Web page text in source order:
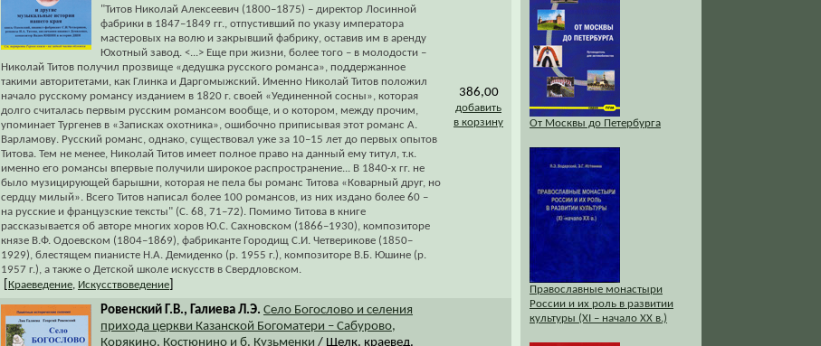
"Титов Николай Алексеевич (1800–1875) – директор Лосинной
фабрики в 1847–1849 гг., отпустивший по указу императора
мастеровых на волю и закрывший фабрику, оставив им в аренду
Юхотный завод. <...> Еще при жизни, более того – в молодости –
Николай Титов получил прозвище «дедушка русского романса», поддержанное
такими авторитетами, как Глинка и Даргомыжский. Именно Николай Титов положил
начало русскому романсу изданием в 1820 г. своей «Уединенной сосны», которая
долго считалась первым русским романсом вообще, и о котором, между прочим,
упоминает Тургенев в «Записках охотника», ошибочно приписывая этот романс А.
Варламову. Русский романс, однако, существовал уже за 10–15 лет до первых опытов
Титова. Тем не менее, Николай Титов имеет полное право на данный ему титул, т.к.
именно его романсы впервые получили широкое распространение... В 1840-х гг. не
было музицирующей барышни, которая не пела бы романс Титова «Коварный друг, но
сердцу милый». Всего Титов написал более 100 романсов, из них издано более 60 –
на русские и французские тексты" (С. 68, 71–72). Помимо Титова в книге
рассказывается об авторе многих хоров Ю.С. Сахновском (1866–1930), композиторе
князе В.Ф. Одоевском (1804–1869), фабриканте Городищ С.И. Четверикове (1850–
1929), блестящем пианисте Н.А. Демиденко (р. 1955 г.), композиторе В.Б. Юшине (р.
1957 г.), а также о Детской школе искусств в Свердловском.
Краеведение, Искусствоведение
386,00
добавить
в корзину
Ровенский Г.В., Галиева Л.Э. Село Богослово и селения
прихода церкви Казанской Богоматери – Сабурово,
Корякино, Костюнино и б. Кузьменки / Щелк. краевед.
От Москвы до Петербурга
Православные монастыри
России и их роль в развитии
культуры (XI – начало XX в.)